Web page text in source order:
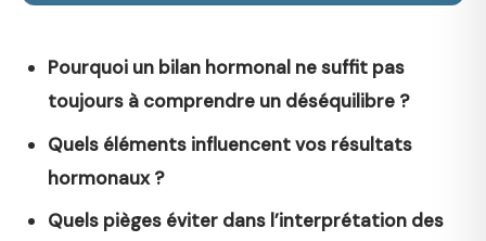
Pourquoi un bilan hormonal ne suffit pas
toujours à comprendre un déséquilibre ?
Quels éléments influencent vos résultats
hormonaux ?
Quels pièges éviter dans l’interprétation des